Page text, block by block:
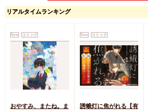
てコワイ！！
円
カートに入れる
に腹のなか
円
カートに入れる
リアルタイムランキング
New コミック
おやすみ、またね。ま
New コミック
誘蛾灯に焦がれる【有